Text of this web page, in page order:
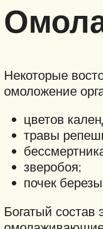
Некоторые
омоложение
цветов
травы
зверобоя;
почек
Богатый состав